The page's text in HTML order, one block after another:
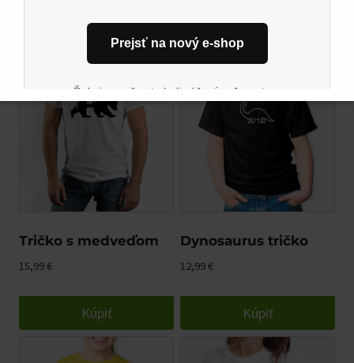
Súvisiace produkty
Tričko s medveďom
15,99€
Kúpiť
Dynosaurus tričko
12,99€
Kúpiť
Prejsť na nový e-shop
Ďakujeme, že ste boli súčasťou Argostore
komunity. Tešíme sa na vás aj naďalej na novom